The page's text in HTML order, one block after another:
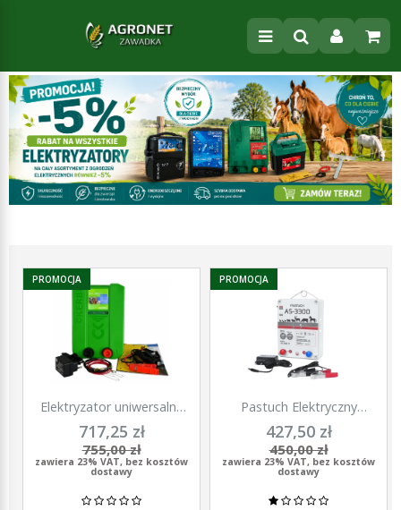
Elektryzator uniwersalny
TITAN DUO 3000, dla
koni, bydła, owiec i kóz,
2,0 J, Kerbl
717,25 zł
755,00 zł
zawiera 23% VAT, bez kosztów
dostawy
PROMOCJA
Pastuch Elektryczny
Elektryzator uniwersalny
Pomelac AS-3300 3,3 Jula
427,50 zł
450,00 zł
zawiera 23% VAT, bez kosztów
dostawy
PROMOCJA